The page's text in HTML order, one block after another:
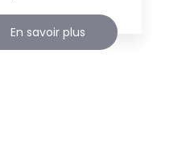
En savoir plus